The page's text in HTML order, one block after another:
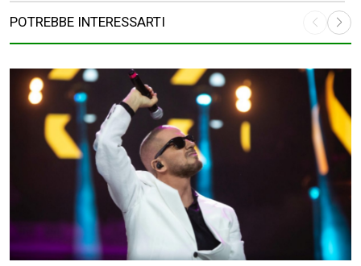
POTREBBE INTERESSARTI